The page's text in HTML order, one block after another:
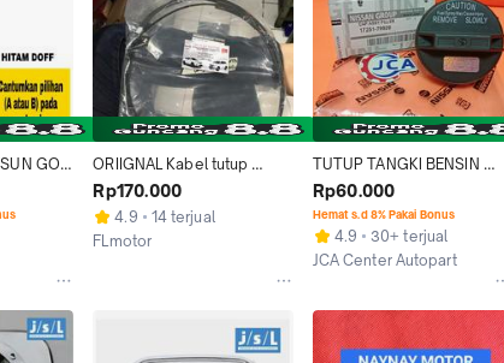
GO+
TANGKI
ORIIGNAL Kabel tutup
tangki bensin datsun go
Rp170.000
4.9
14 terjual
FLmotor
TUTUP TANGKI BENSIN
TERANO SERENA LIVINA
MARCH JUKE XTRAIL
DATSUN GO
Rp60.000
Hemat s.d 8% Pakai Bonus
4.9
30+ terjual
JCA Center Autopart